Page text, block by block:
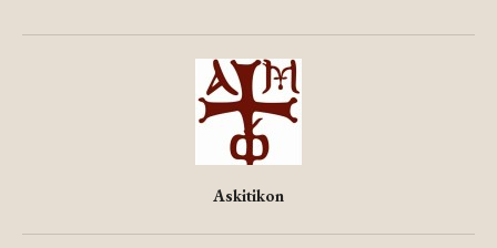
Askitikon